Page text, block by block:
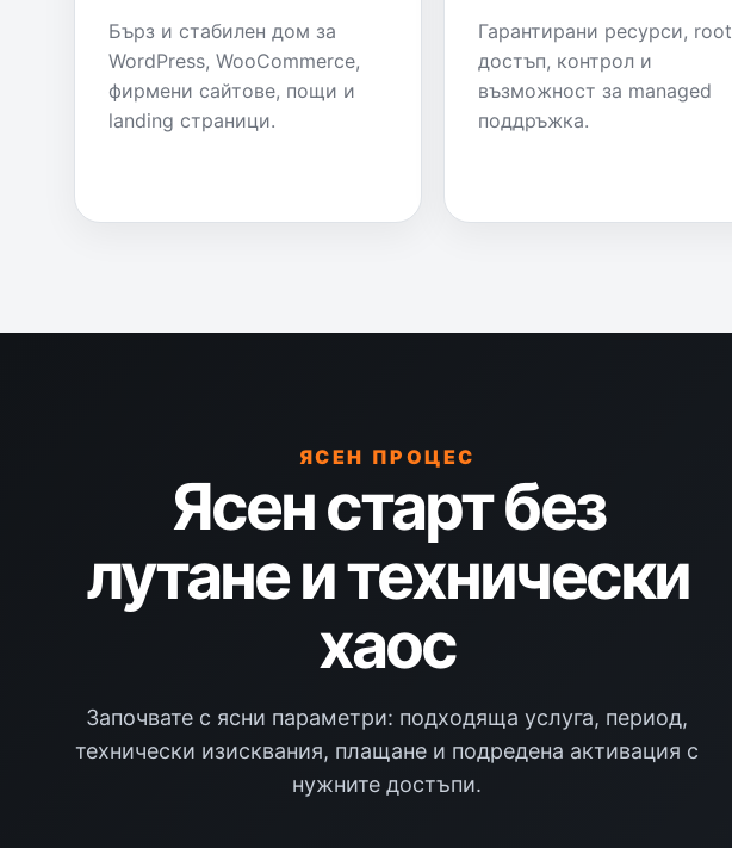
Бърз и стабилен дом за
WordPress, WooCommerce,
фирмени сайтове, пощи и
landing страници.
Гарантирани ресурси, root
достъп, контрол и
възможност за managed
поддръжка.
ЯСЕН ПРОЦЕС
Ясен старт без
лутане и технически
хаос
Започвате с ясни параметри: подходяща услуга, период,
технически изисквания, плащане и подредена активация с
нужните достъпи.